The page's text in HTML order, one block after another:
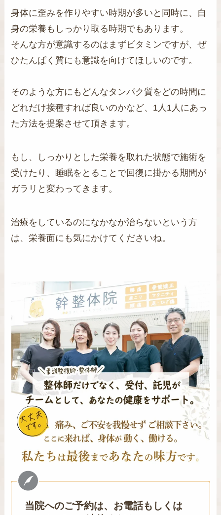
身体に歪みを作りやすい時期が多いと同時に、自
身の栄養もしっかり取る時期でもあります。
そんな方が意識するのはまずビタミンですが、ぜ
ひたんぱく質にも意識を向けてほしいのです。
そのような方にもどんなタンパク質をどの時間に
どれだけ接種すれば良いのかなど、1人1人にあっ
た方法を提案させて頂きます。
もし、しっかりとした栄養を取れた状態で施術を
受けたり、睡眠をとることで回復に掛かる期間が
ガラリと変わってきます。
治療をしているのになかなか治らないという方
は、栄養面にも気にかけてくださいね。
当院へのご予約は、お電話もしくは